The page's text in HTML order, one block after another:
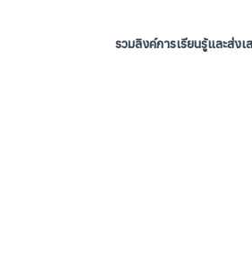
รวมลิงค์การเรียนรู้และส่ง